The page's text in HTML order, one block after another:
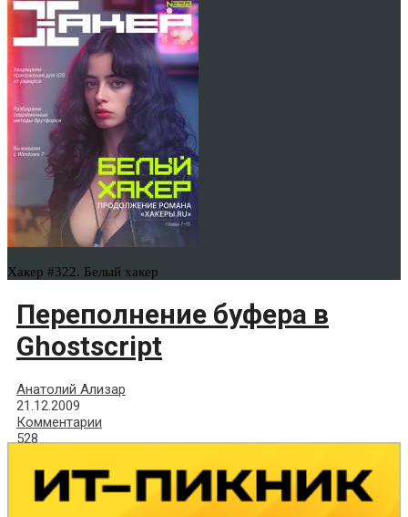
Хакер #322. Белый хакер
Переполнение буфера в
Ghostsсriрt
Анатолий Ализар
21.12.2009
Комментарии
528